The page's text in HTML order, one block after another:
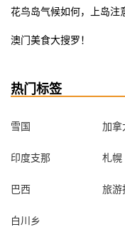
花鸟岛气候如何，上岛注
澳门美食大搜罗！
热门标签
雪国 加拿
印度支那 札幌
巴西 旅游
白川乡